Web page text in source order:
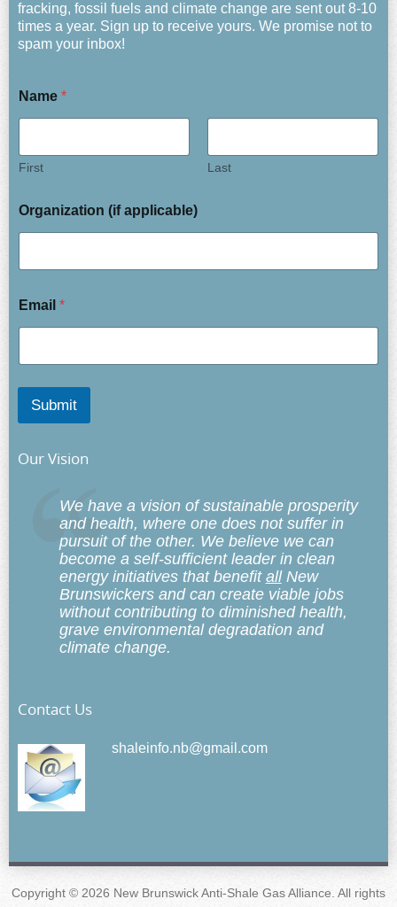
fracking, fossil fuels and climate change are sent out 8-10
times a year. Sign up to receive yours. We promise not to
spam your inbox!
Name *
First Last
Organization (if applicable)
Email *
Submit
Our Vision
We have a vision of sustainable prosperity
and health, where one does not suffer in
pursuit of the other. We believe we can
become a self-sufficient leader in clean
energy initiatives that benefit allNew
Brunswickers and can create viable jobs
without contributing to diminished health,
grave environmental degradation and
climate change.
Contact Us
shaleinfo.nb@gmail.com
Copyright © 2026 New Brunswick Anti-Shale Gas Alliance. All rights